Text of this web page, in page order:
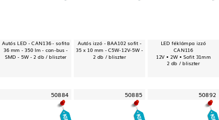
Autós LED - CAN136 - sofita
36 mm - 350 lm - can-bus -
SMD - 5W - 2 db / bliszter
Autós izzó - BAA102 sofit -
35 x 10 mm - C5W-12V-5W -
2 db / bliszter
LED féklámpa izzó
CAN116
12V • 2W • Sofit 31mm
2 db / bliszter
50884 50885 50892